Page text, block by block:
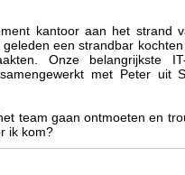
kantoor aan het strand
een strandbar
Onze belangrijkste
met Peter uit
team gaan ontmoeten en
ik kom?